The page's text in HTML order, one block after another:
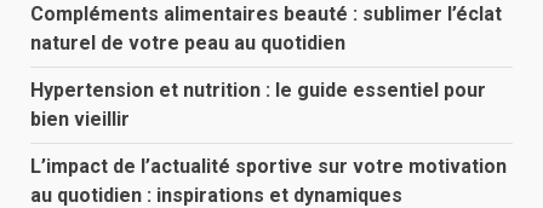
Compléments alimentaires beauté : sublimer l’éclat
naturel de votre peau au quotidien
Hypertension et nutrition : le guide essentiel pour
bien vieillir
L’impact de l’actualité sportive sur votre motivation
au quotidien : inspirations et dynamiques